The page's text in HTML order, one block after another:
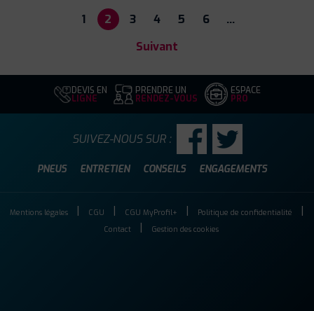
1
2 3 4 5 6
…
Suivant
DEVIS EN
LIGNE
PRENDRE UN
RENDEZ-VOUS
ESPACE
PRO
PNEUS ENTRETIEN CONSEILS ENGAGEMENTS
SUIVEZ-NOUS SUR :
Mentions légales CGU CGU MyProfil+
Politique de confidentialité
Contact
Gestion des cookies